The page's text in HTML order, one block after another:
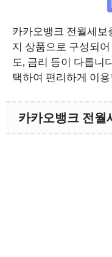
카카오뱅크 전월세보
지 상품으로 구성되
도, 금리 등이 다릅니
택하여 편리하게 이
카카오뱅크 전월